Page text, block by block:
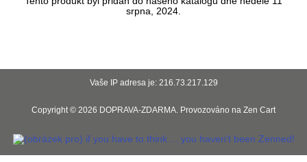
srpna, 2024.
Vaše IP adresa je: 216.73.217.129
Copyright © 2026 DOPRAVA-ZDARMA. Provozováno na Zen Cart